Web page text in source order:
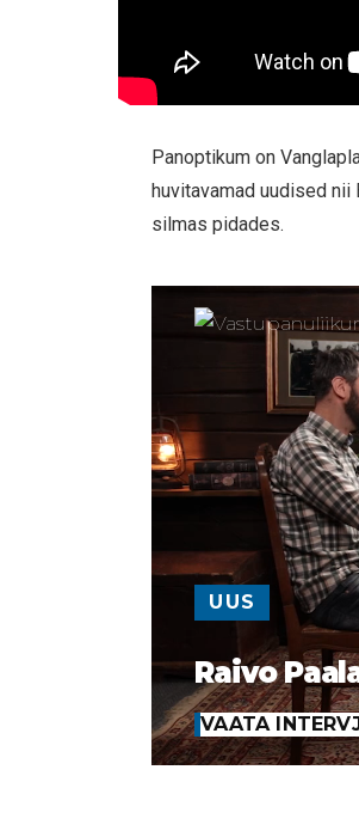
Panoptikum on
huvitavamad uudised
silmas pidades.
UUS
Raivo
VAATA